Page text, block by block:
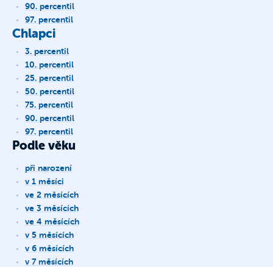
90. percentil
97. percentil
Chlapci
3. percentil
10. percentil
25. percentil
50. percentil
75. percentil
90. percentil
97. percentil
Podle věku
při narození
v 1 měsíci
ve 2 měsících
ve 3 měsících
ve 4 měsících
v 5 měsících
v 6 měsících
v 7 měsících